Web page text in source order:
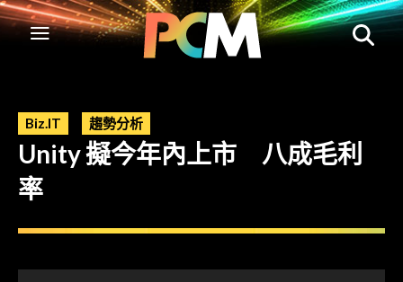
Biz.IT 趨勢分析
Unity 擬今年內上市 八成毛利
率